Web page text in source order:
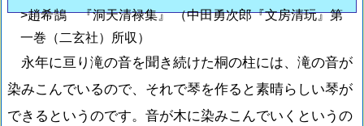
>趙希鵠 『洞天清禄集』 （中田勇次郎『文房清玩』第
一巻（二玄社）所収）
永年に亘り滝の音を聞き続けた桐の柱には、滝の音が
染みこんでいるので、それで琴を作ると素晴らしい琴が
できるというのです。音が木に染みこんでいくというの